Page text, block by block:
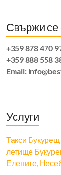
Свържи се
+359 878 470
+359 888 558
Email:
Услуги
Такси
летище
Елените,